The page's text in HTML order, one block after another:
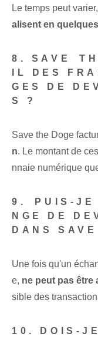
Le temps peut
alisent en
8. SAVE
IL DES
GES DE
S ?
Save the Doge
n. Le montant de
nnaie numérique
9.⁣ PUIS-JE
NGE DE
DANS
Une fois qu'un
e, ne peut pas être
sible des
10. DOIS-